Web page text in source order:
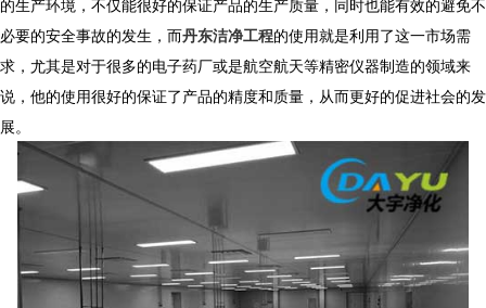
的生产环境，不仅能很好的保证产品的生产质量，同时也能有效的避免不
必要的安全事故的发生，而丹东洁净工程的使用就是利用了这一市场需
求，尤其是对于很多的电子药厂或是航空航天等精密仪器制造的领域来
说，他的使用很好的保证了产品的精度和质量，从而更好的促进社会的发
展。